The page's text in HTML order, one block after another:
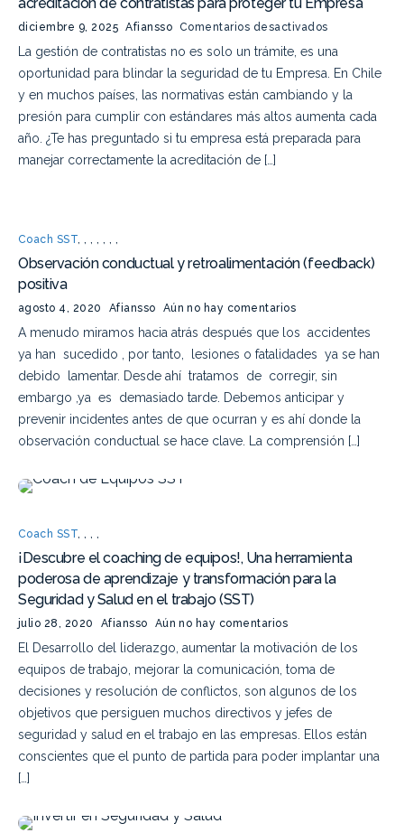
diciembre 9, 2025 Afiansso Comentarios desactivados
La gestión de contratistas no es solo un trámite, es una
oportunidad para blindar la seguridad de tu Empresa. En Chile
y en muchos países, las normativas están cambiando y la
presión para cumplir con estándares más altos aumenta cada
año. ¿Te has preguntado si tu empresa está preparada para
manejar correctamente la acreditación de […]
Coach SST
Observación conductual y retroalimentación (feedback)
positiva
agosto 4, 2020 Afiansso Aún no hay comentarios
A menudo miramos hacia atrás después que los accidentes
ya han sucedido , por tanto, lesiones o fatalidades ya se han
debido lamentar. Desde ahí tratamos de corregir, sin
embargo ,ya es demasiado tarde. Debemos anticipar y
prevenir incidentes antes de que ocurran y es ahí donde la
observación conductual se hace clave. La comprensión […]
Coach SST
¡Descubre el coaching de equipos!, Una herramienta
poderosa de aprendizaje y transformación para la
Seguridad y Salud en el trabajo (SST)
julio 28, 2020 Afiansso Aún no hay comentarios
El Desarrollo del liderazgo, aumentar la motivación de los
equipos de trabajo, mejorar la comunicación, toma de
decisiones y resolución de conflictos, son algunos de los
objetivos que persiguen muchos directivos y jefes de
seguridad y salud en el trabajo en las empresas. Ellos están
conscientes que el punto de partida para poder implantar una
[…]